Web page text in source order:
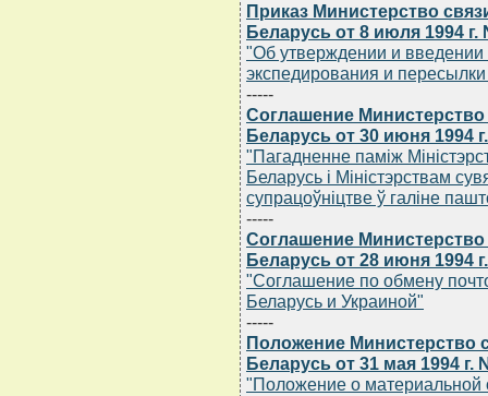
Приказ Министерство
Беларусь от 8 июля 1994
"Об утверждении и введении
экспедирования и
-----
Соглашение
Беларусь от 30 июня 1994 г.
"Пагадненне памiж
Беларусь i Мiнiстэрствам
супрацоўнiцтве ў галiне
-----
Соглашение
Беларусь от 28 июня 1994 г.
"Соглашение по обмену
Беларусь и Украиной"
-----
Положение Министерство
Беларусь от 31 мая 1994 г.
"Положение о материальной